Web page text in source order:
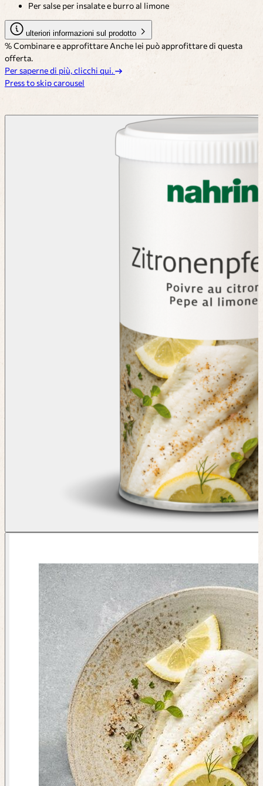
Per salse per insalate e burro al limone
ulteriori informazioni sul prodotto
% Combinare e approfittareAnche lei può approfittare di questa
offerta.
Per saperne di più, clicchi qui.
Press to skip carousel